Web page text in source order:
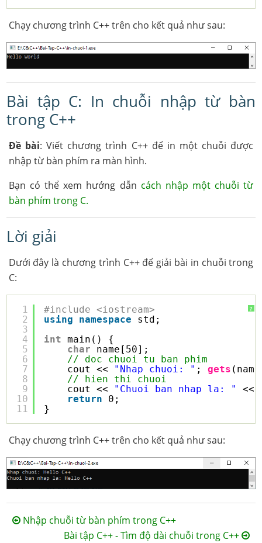
Chạy chương trình C++ trên cho kết quả như sau:
Bài tập C: In chuỗi nhập từ bàn
trong C++
Đề bài: Viết chương trình C++ để in một chuỗi được
nhập từ bàn phím ra màn hình.
Bạn có thể xem hướng dẫn cách nhập một chuỗi từ
bàn phím trong C.
Lời giải
Dưới đây là chương trình C++ để giải bài in chuỗi trong
C:
?
1
2
3
4
5
6
7
8
9
10
11
#include <iostream>
using
namespace
std;
int
main() {
char
name[50];
// doc chuoi tu ban phim
cout << "Nhap chuoi: " ; gets
// hien thi chuoi
cout << "Chuoi ban nhap la: "
<<
return
0;
}
Chạy chương trình C++ trên cho kết quả như sau:
Nhập chuỗi từ bàn phím trong C++
Bài tập C++ - Tìm độ dài chuỗi trong C++